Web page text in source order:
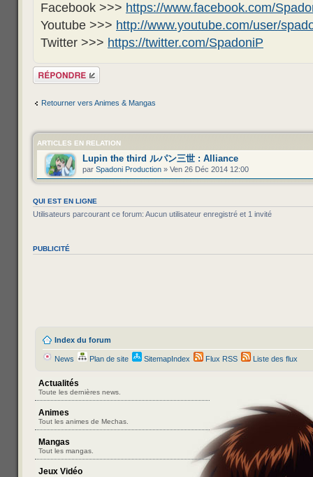
Facebook >>> https://www.facebook.com/
Youtube >>> http://www.youtube.com/user/
Twitter >>> https://twitter.com/SpadoniP
Répondre
Retourner vers Animes & Mangas
ARTICLES EN RELATION
Lupin the third ルパン三世 : Alliance
par Spadoni Production » Ven 26 Déc 2014 12:00
QUI EST EN LIGNE
Utilisateurs parcourant ce forum: Aucun utilisateur enregistré et 1 invité
PUBLICITÉ
Index du forum
News Plan de site SitemapIndex Flux RSS Liste des flux
Actualités
Toute les dernières news.
Animes
Tout les animes de Mechas.
Mangas
Tout les mangas.
Jeux Vidéo